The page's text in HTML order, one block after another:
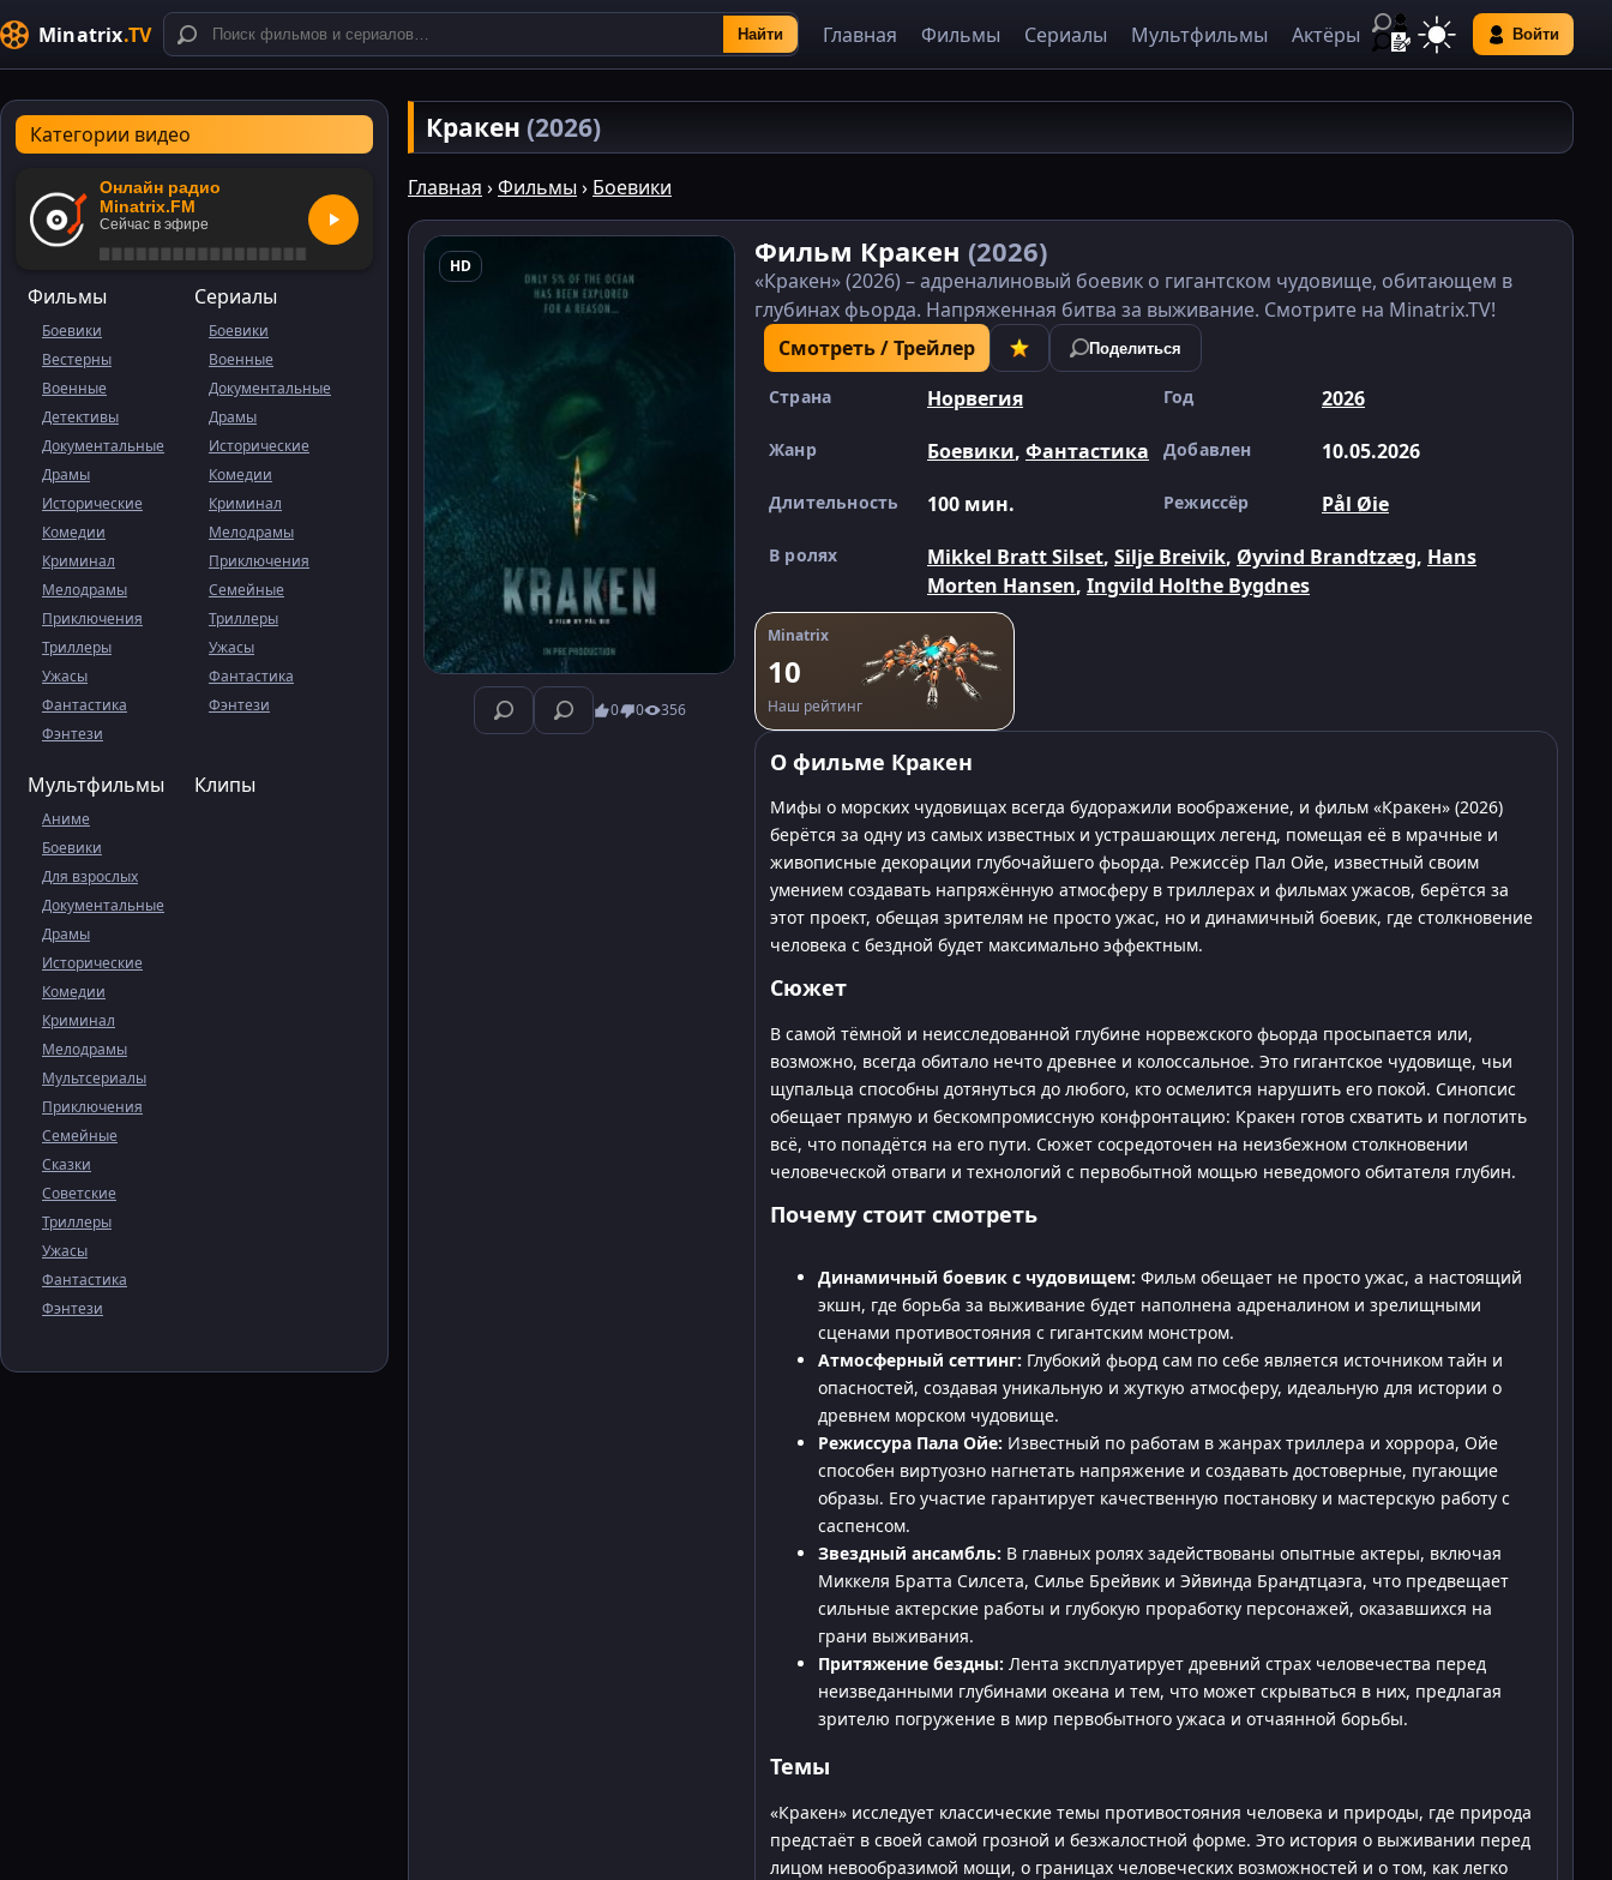
Minatrix.TV Найти Главная Фильмы Сериалы Мультфильмы Актёры Войти
Категории видео
Онлайн радио
Minatrix.FM
Сейчас в эфире
Фильмы
Боевики
Вестерны
Военные
Детективы
Документальные
Драмы
Исторические
Комедии
Криминал
Мелодрамы
Приключения
Триллеры
Ужасы
Фантастика
Фэнтези
Сериалы
Боевики
Военные
Документальные
Драмы
Исторические
Комедии
Криминал
Мелодрамы
Приключения
Семейные
Триллеры
Ужасы
Фантастика
Фэнтези
Мультфильмы
Аниме
Боевики
Для взрослых
Документальные
Драмы
Исторические
Комедии
Криминал
Мелодрамы
Мультсериалы
Приключения
Семейные
Сказки
Советские
Триллеры
Ужасы
Фантастика
Фэнтези
Клипы
Кракен (2026)
Главная ›Фильмы › Боевики
HD
0 0 356
Фильм Кракен (2026)
«Кракен» (2026) – адреналиновый боевик о гигантском чудовище, обитающем в
глубинах фьорда. Напряженная битва за выживание. Смотрите на Minatrix.TV!
Смотреть / Трейлер
Поделиться
Страна Норвегия Год 2026
Жанр Боевики, Фантастика Добавлен 10.05.2026
Длительность 100 мин. Режиссёр Pål Øie
В ролях Mikkel Bratt Silset, Silje Breivik, Øyvind Brandtzæg, Hans
Morten Hansen, Ingvild Holthe Bygdnes
Minatrix
10
Наш рейтинг
О фильме Кракен
Мифы о морских чудовищах всегда будоражили воображение, и фильм «Кракен» (2026)
берётся за одну из самых известных и устрашающих легенд, помещая её в мрачные и
живописные декорации глубочайшего фьорда. Режиссёр Пал Ойе, известный своим
умением создавать напряжённую атмосферу в триллерах и фильмах ужасов, берётся за
этот проект, обещая зрителям не просто ужас, но и динамичный боевик, где столкновение
человека с бездной будет максимально эффектным.
Сюжет
В самой тёмной и неисследованной глубине норвежского фьорда просыпается или,
возможно, всегда обитало нечто древнее и колоссальное. Это гигантское чудовище, чьи
щупальца способны дотянуться до любого, кто осмелится нарушить его покой. Синопсис
обещает прямую и бескомпромиссную конфронтацию: Кракен готов схватить и поглотить
всё, что попадётся на его пути. Сюжет сосредоточен на неизбежном столкновении
человеческой отваги и технологий с первобытной мощью неведомого обитателя глубин.
Почему стоит смотреть
Динамичный боевик с чудовищем: Фильм обещает не просто ужас, а настоящий
экшн, где борьба за выживание будет наполнена адреналином и зрелищными
сценами противостояния с гигантским монстром.
Атмосферный сеттинг: Глубокий фьорд сам по себе является источником тайн и
опасностей, создавая уникальную и жуткую атмосферу, идеальную для истории о
древнем морском чудовище.
Режиссура Пала Ойе: Известный по работам в жанрах триллера и хоррора, Ойе
способен виртуозно нагнетать напряжение и создавать достоверные, пугающие
образы. Его участие гарантирует качественную постановку и мастерскую работу с
саспенсом.
Звездный ансамбль: В главных ролях задействованы опытные актеры, включая
Миккеля Братта Силсета, Силье Брейвик и Эйвинда Брандтцаэга, что предвещает
сильные актерские работы и глубокую проработку персонажей, оказавшихся на
грани выживания.
Притяжение бездны: Лента эксплуатирует древний страх человечества перед
неизведанными глубинами океана и тем, что может скрываться в них, предлагая
зрителю погружение в мир первобытного ужаса и отчаянной борьбы.
Темы
«Кракен» исследует классические темы противостояния человека и природы, где природа
предстаёт в своей самой грозной и безжалостной форме. Это история о выживании перед
лицом невообразимой мощи, о границах человеческих возможностей и о том, как легко